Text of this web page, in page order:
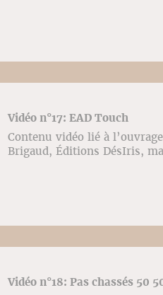
Vidéo n°17: EAD Touch
Contenu vidéo lié à
Brigaud, Éditions DésIris,
Vidéo n°18: Pas chassés 50